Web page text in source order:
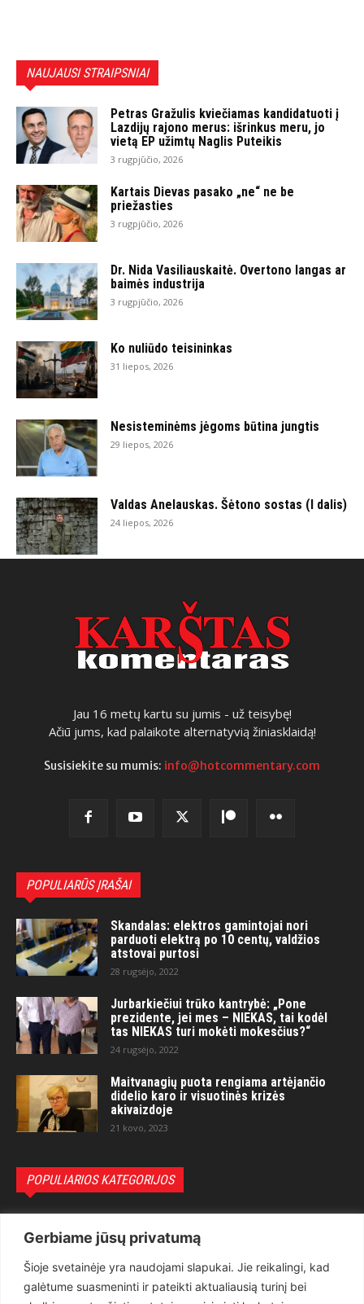
Gerbiame jūsų privatumą
Šioje svetainėje yra naudojami slapukai. Jie reikalingi, kad
galėtume suasmeninti ir pateikti aktualiausią turinį bei
NAUJAUSI STRAIPSNIAI
Petras Gražulis kviečiamas kandidatuoti į
Lazdijų rajono merus: išrinkus meru, jo
vietą EP užimtų Naglis Puteikis
3 rugpjūčio, 2026
Kartais Dievas pasako „ne“ ne be
priežasties
3 rugpjūčio, 2026
Dr. Nida Vasiliauskaitė. Overtono langas ar
baimės industrija
3 rugpjūčio, 2026
Ko nuliūdo teisininkas
31 liepos, 2026
Nesisteminėms jėgoms būtina jungtis
29 liepos, 2026
Valdas Anelauskas. Šėtono sostas (I dalis)
24 liepos, 2026
Jau 16 metų kartu su jumis - už teisybę!
Ačiū jums, kad palaikote alternatyvią žiniasklaidą!
Susisiekite su mumis: info@hotcommentary.com
POPULIARŪS ĮRAŠAI
Skandalas: elektros gamintojai nori
parduoti elektrą po 10 centų, valdžios
atstovai purtosi
28 rugsėjo, 2022
Jurbarkiečiui trūko kantrybė: „Pone
prezidente, jei mes – NIEKAS, tai kodėl
tas NIEKAS turi mokėti mokesčius?“
24 rugsėjo, 2022
Maitvanagių puota rengiama artėjančio
didelio karo ir visuotinės krizės
akivaizdoje
21 kovo, 2023
POPULIARIOS KATEGORIJOS
Teisėsauga
1497
Aktualu